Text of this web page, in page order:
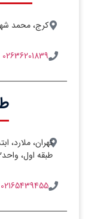
کرج، محمد
02636201839
تهران،
طبقه اول، واحد2،مرکز تخصصی طب کار رهپویان سلامت
02165439455